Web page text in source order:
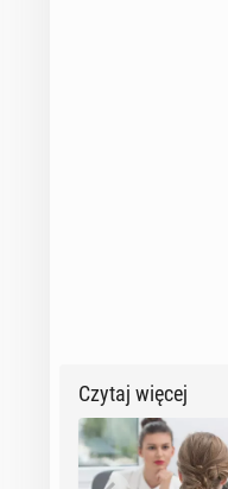
Czytaj więcej